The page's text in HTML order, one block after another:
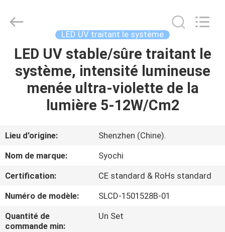
MAISON
PRODUITS
SUJET
DE
NOUS
VISITE
D'USINE
Syochi
Electronics
Reserved.
LED UV traitant le système
LED UV stable/sûre traitant le
système, intensité lumineuse
menée ultra-violette de la
lumière 5-12W/Cm2
Lieu d'origine:
Shenzhen (Chine).
Nom de marque:
Syochi
Certification:
CE standard & RoHs standard
Numéro de modèle:
SLCD-1501528B-01
Quantité de
commande min:
Un Set